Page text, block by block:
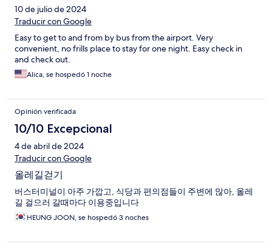
10 de julio de 2024
Traducir con Google
Easy to get to and from by bus from the airport. Very
convenient, no frills place to stay for one night. Easy check in
and check out.
Alica, se hospedó 1 noche
Opinión verificada
10/10 Excepcional
4 de abril de 2024
Traducir con Google
올레길걷기
버스터미널이 아주 가깝고, 식당과 편의점들이 주변에 많아, 올레
길 걸으러 갈때마다 이용중입니다
HEUNG JOON, se hospedó 3 noches